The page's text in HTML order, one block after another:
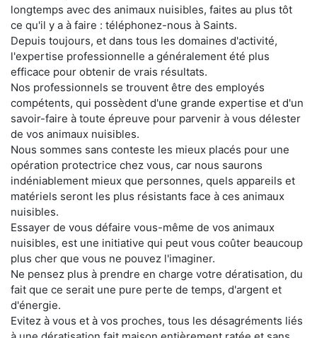
longtemps avec des animaux nuisibles, faites au plus tôt
ce qu'il y a à faire : téléphonez-nous à Saints.
Depuis toujours, et dans tous les domaines d'activité,
l'expertise professionnelle a généralement été plus
efficace pour obtenir de vrais résultats.
Nos professionnels se trouvent être des employés
compétents, qui possèdent d'une grande expertise et d'un
savoir-faire à toute épreuve pour parvenir à vous délester
de vos animaux nuisibles.
Nous sommes sans conteste les mieux placés pour une
opération protectrice chez vous, car nous saurons
indéniablement mieux que personnes, quels appareils et
matériels seront les plus résistants face à ces animaux
nuisibles.
Essayer de vous défaire vous-même de vos animaux
nuisibles, est une initiative qui peut vous coûter beaucoup
plus cher que vous ne pouvez l'imaginer.
Ne pensez plus à prendre en charge votre dératisation, du
fait que ce serait une pure perte de temps, d'argent et
d'énergie.
Evitez à vous et à vos proches, tous les désagréments liés